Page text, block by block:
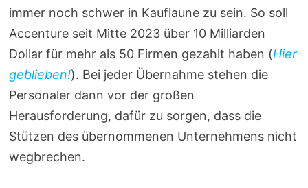
immer noch schwer in Kauflaune zu sein. So soll
Accenture seit Mitte 2023 über 10 Milliarden
Dollar für mehr als 50 Firmen gezahlt haben (Hier
geblieben!). Bei jeder Übernahme stehen die
Personaler dann vor der großen
Herausforderung, dafür zu sorgen, dass die
Stützen des übernommenen Unternehmens nicht
wegbrechen.